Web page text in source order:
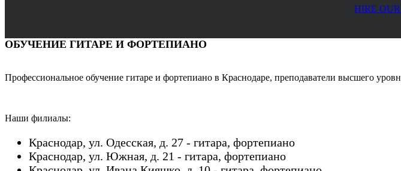
HIRE
ОБУЧЕНИЕ ГИТАРЕ И ФОРТЕПИАНО
Профессиональное обучение гитаре и фортепиано в Краснодаре, преподаватели высшего
Наши филиалы:
Краснодар, ул. Одесская, д. 27 - гитара, фортепиано
Краснодар, ул. Южная, д. 21 - гитара, фортепиано